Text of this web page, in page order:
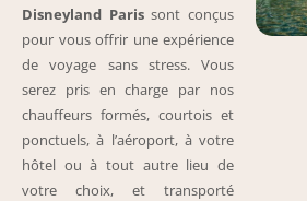
Disneyland Parissont conçus
pour vous offrir une expérience
de voyage sans stress. Vous
serez pris en charge par nos
chauffeurs formés, courtois et
ponctuels, à l’aéroport, à votre
hôtel ou à tout autre lieu de
votre choix, et transporté